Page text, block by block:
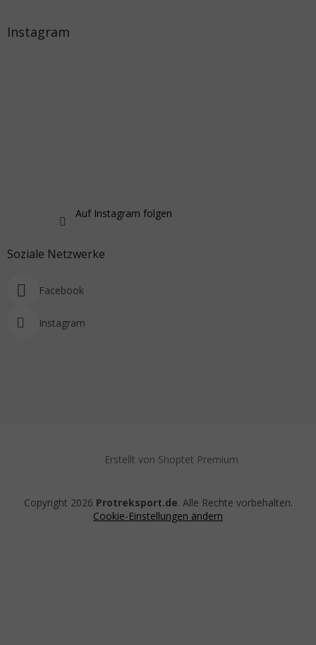
Instagram
Auf Instagram folgen
Soziale Netzwerke
Facebook
Instagram
Erstellt von Shoptet Premium
Copyright 2026 Protreksport.de. Alle Rechte vorbehalten.
Cookie-Einstellungen ändern